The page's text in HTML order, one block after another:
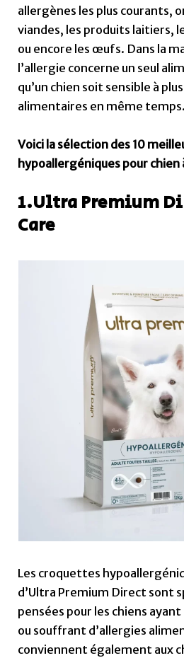
allergènes les plus courants,
viandes, les produits laitiers,
ou encore les œufs. Dans la
l’allergie concerne un seul
qu’un chien soit sensible à
alimentaires en même temps.
Voici la sélection des 10
hypoallergéniques pour chien
1.Ultra Premium
Care
Les croquettes
d’Ultra Premium Direct sont
pensées pour les chiens
ou souffrant d’allergies
conviennent également aux